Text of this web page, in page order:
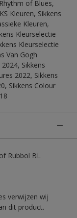
of Blues,
Kleuren, Sikkens
Kleuren,
Kleurselectie
Kleurselectie
Van Gogh
Sikkens
2022, Sikkens
Sikkens Colour
Rubbol BL
verwijzen wij
dit product.